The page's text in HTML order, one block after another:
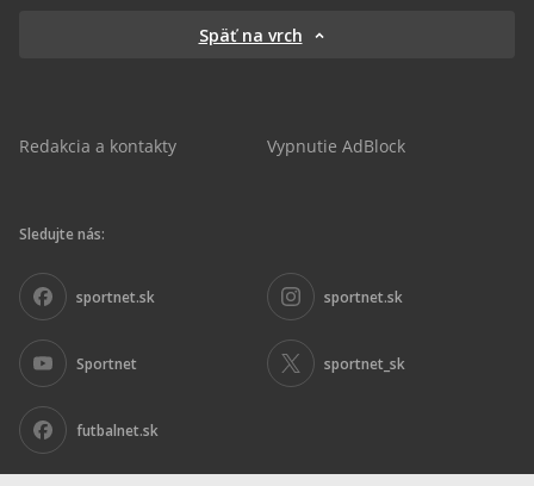
Späť na vrch
Redakcia a kontakty Vypnutie AdBlock
Sledujte nás:
sportnet.sk sportnet.sk
Sportnet sportnet_sk
futbalnet.sk